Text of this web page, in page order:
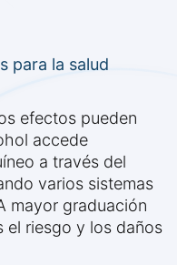
para la salud
efectos pueden
accede
a través del
varios sistemas
mayor graduación
el riesgo y los daños